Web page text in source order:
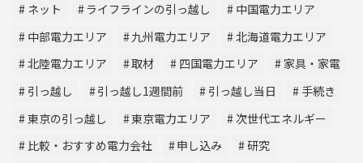
ネット
ライフラインの引っ越し
中国電力エリア
中部電力エリア
九州電力エリア
北海道電力エリア
北陸電力エリア
取材 四国電力エリア
家具・家電
引っ越し
引っ越し1週間前 引っ越し当日
手続き
東京の引っ越し
東京電力エリア
次世代エネルギー
比較・おすすめ電力会社
申し込み
研究